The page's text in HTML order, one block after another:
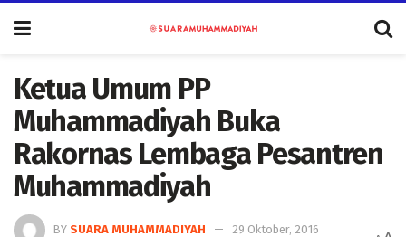
Ketua Umum PP
Muhammadiyah Buka
Rakornas Lembaga Pesantren
Muhammadiyah
BY SUARA MUHAMMADIYAH
29 Oktober, 2016